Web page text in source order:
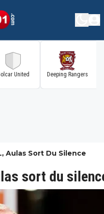
United Deeping Rangers
Aulas Sort Du Silence
sort du